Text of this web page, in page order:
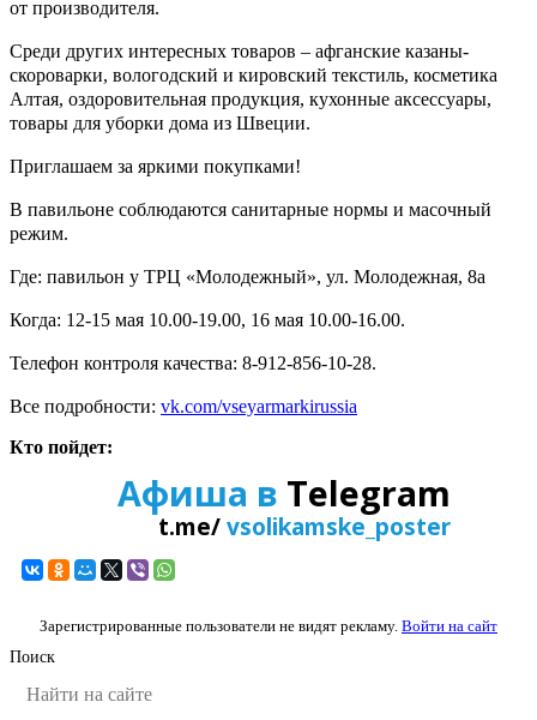
от производителя.
Среди других интересных товаров – афганские казаны-
скороварки, вологодский и кировский текстиль, косметика
Алтая, оздоровительная продукция, кухонные аксессуары,
товары для уборки дома из Швеции.
Приглашаем за яркими покупками!
В павильоне соблюдаются санитарные нормы и масочный
режим.
Где: павильон у ТРЦ «Молодежный», ул. Молодежная, 8а
Когда: 12-15 мая 10.00-19.00, 16 мая 10.00-16.00.
Телефон контроля качества: 8-912-856-10-28.
Все подробности: vk.com/vseyarmarkirussia
Кто пойдет:
Афиша в Telegram
t.me/vsolikamske_poster
Зарегистрированные пользователи не видят рекламу. Войти на сайт
Поиск